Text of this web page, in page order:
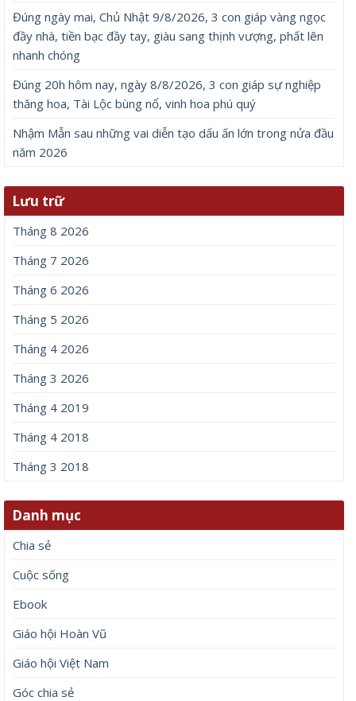
Đúng ngày mai, Chủ Nhật 9/8/2026, 3 con giáp vàng ngọc
đầy nhà, tiền bạc đầy tay, giàu sang thịnh vượng, phất lên
nhanh chóng
Đúng 20h hôm nay, ngày 8/8/2026, 3 con giáp sự nghiệp
thăng hoa, Tài Lộc bùng nổ, vinh hoa phú quý
Nhậm Mẫn sau những vai diễn tạo dấu ấn lớn trong nửa đầu
năm 2026
Lưu trữ
Tháng 8 2026
Tháng 7 2026
Tháng 6 2026
Tháng 5 2026
Tháng 4 2026
Tháng 3 2026
Tháng 4 2019
Tháng 4 2018
Tháng 3 2018
Danh mục
Chia sẻ
Cuộc sống
Ebook
Giáo hội Hoàn Vũ
Giáo hội Việt Nam
Góc chia sẻ